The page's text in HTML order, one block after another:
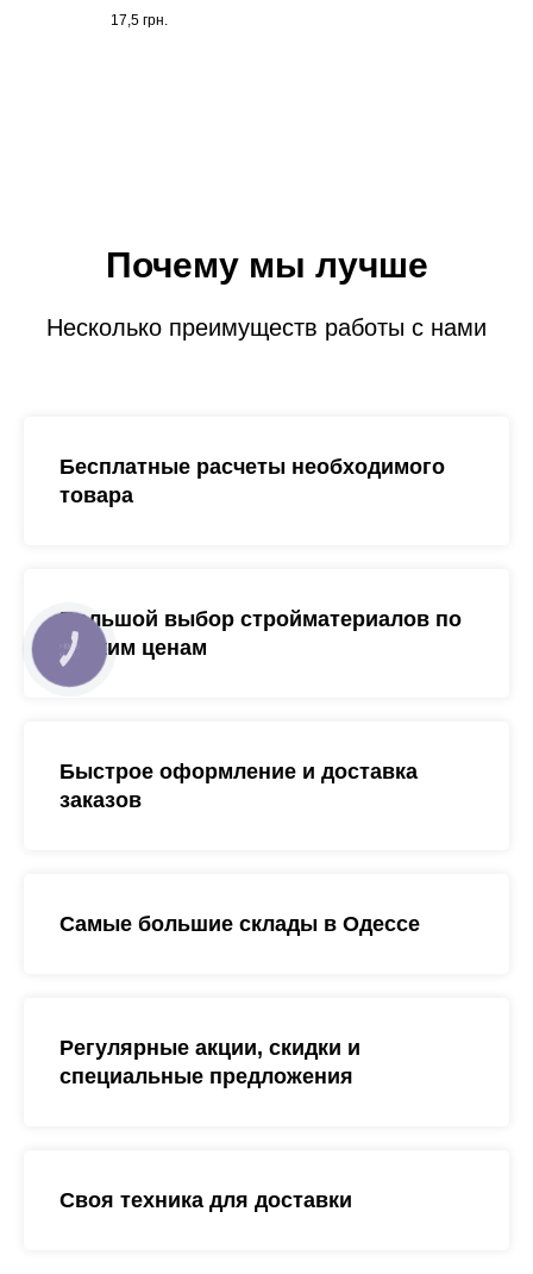
17,5 грн.
Почему мы лучше
Несколько преимуществ работы с нами
Бесплатные расчеты необходимого
товара
Большой выбор стройматериалов по
низким ценам
Быстрое оформление и доставка
заказов
Самые большие склады в Одессе
Регулярные акции, скидки и
специальные предложения
Своя техника для доставки